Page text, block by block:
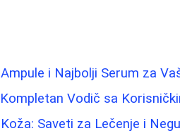
i Najbolji Serum za
Vodič sa
Saveti za Lečenje i Negu